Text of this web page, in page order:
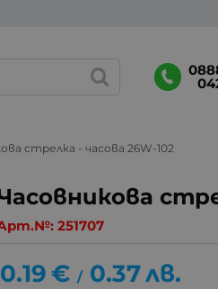
стрелка - часова 26W-102
251707
0.19€ / 0.37лв.